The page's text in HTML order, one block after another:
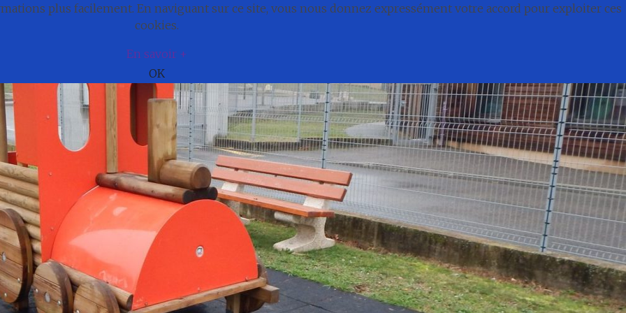
Cadre de vie
plus facilement. En naviguant sur ce site, vous nous donnez expressément votre accord pour exploiter ces
cookies.
En savoir +
OK